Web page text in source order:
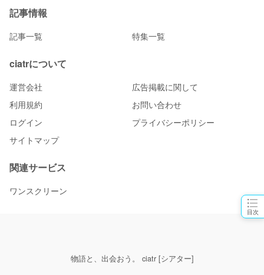
目次
記事情報
記事一覧 特集一覧
ciatrについて
運営会社
広告掲載に関して
利用規約
お問い合わせ
ログイン
プライバシーポリシー
サイトマップ
関連サービス
ワンスクリーン
物語と、出会おう。 ciatr [シアター]